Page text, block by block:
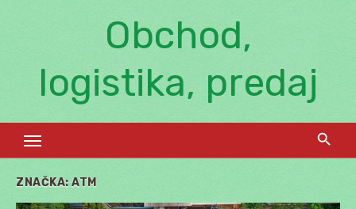
Obchod,
logistika, predaj
ZNAČKA: ATM